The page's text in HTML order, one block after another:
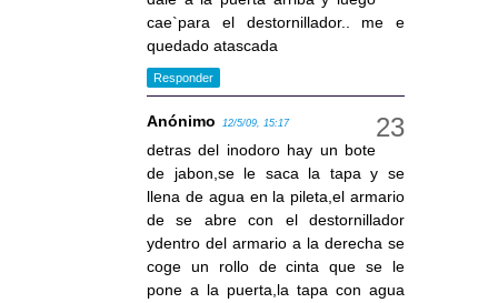
cae`para el destornillador.. me e
quedado atascada
Responder
Anónimo 12/5/09, 15:17
detras del inodoro hay un bote
de jabon,se le saca la tapa y se
llena de agua en la pileta,el armario
de se abre con el destornillador
ydentro del armario a la derecha se
coge un rollo de cinta que se le
pone a la puerta,la tapa con agua